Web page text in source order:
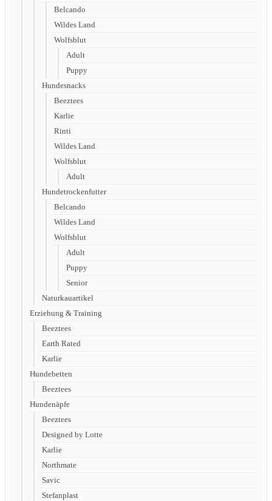
Belcando
Wildes Land
Wolfsblut
Adult
Puppy
Hundesnacks
Beeztees
Karlie
Rinti
Wildes Land
Wolfsblut
Adult
Hundetrockenfutter
Belcando
Wildes Land
Wolfsblut
Adult
Puppy
Senior
Naturkauartikel
Erziehung & Training
Beeztees
Earth Rated
Karlie
Hundebetten
Beeztees
Hundenäpfe
Beeztees
Designed by Lotte
Karlie
Northmate
Savic
Stefanplast